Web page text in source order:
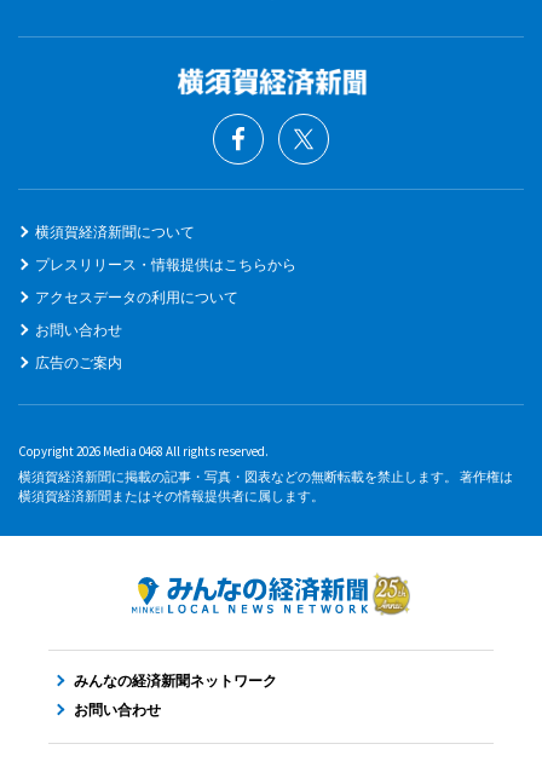
横須賀経済新聞について
プレスリリース・情報提供はこちらから
アクセスデータの利用について
お問い合わせ
広告のご案内
Copyright 2026 Media 0468 All rights reserved.
横須賀経済新聞に掲載の記事・写真・図表などの無断転載を禁止します。 著作権は
横須賀経済新聞またはその情報提供者に属します。
みんなの経済新聞ネットワーク
お問い合わせ